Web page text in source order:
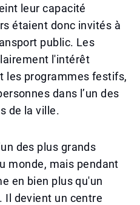
leur capacité
étaient donc invités à
public. Les
l'intérêt
les programmes festifs,
dans l’un des
de la ville.
des plus grands
monde, mais pendant
en bien plus qu'un
Il devient un centre